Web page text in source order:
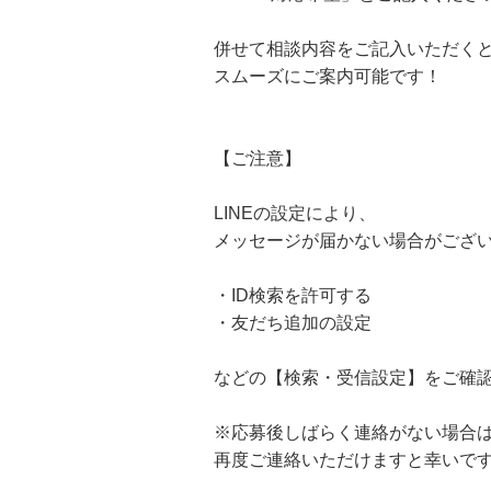
併せて相談内容をご記入いただくと
スムーズにご案内可能です！
【ご注意】
LINEの設定により、
メッセージが届かない場合がござい
・ID検索を許可する
・友だち追加の設定
などの【検索・受信設定】をご確
※応募後しばらく連絡がない場合
再度ご連絡いただけますと幸いです